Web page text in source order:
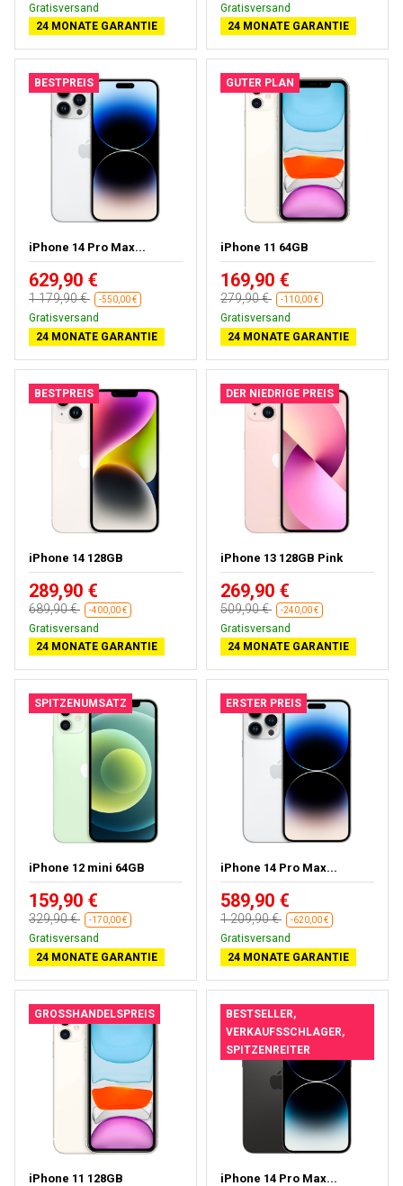
Kostenloses Geschenk
24 MONATE GARANTIE
Kostenloses Geschenk
24 MONATE GARANTIE
BESTPREIS
iPhone 14 Pro Max...
629,90 €
1 179,90 € -550,00 €
Kostenloses Geschenk
24 MONATE GARANTIE
GUTER PLAN
iPhone 11 64GB
169,90 €
279,90 € -110,00 €
Gratisversand
24 MONATE GARANTIE
BESTPREIS
iPhone 14 128GB
289,90 €
689,90 € -400,00 €
Kostenloses Geschenk
24 MONATE GARANTIE
DER NIEDRIGE PREIS
iPhone 13 128GB Pink
269,90 €
509,90 € -240,00 €
Kostenloses Geschenk
24 MONATE GARANTIE
SPITZENUMSATZ
iPhone 12 mini 64GB
159,90 €
329,90 € -170,00 €
Gratisversand
24 MONATE GARANTIE
ERSTER PREIS
iPhone 14 Pro Max...
589,90 €
1 209,90 € -620,00 €
Kostenloses Geschenk
24 MONATE GARANTIE
GROSSHANDELSPREIS
iPhone 11 128GB
BESTSELLER,
VERKAUFSSCHLAGER,
SPITZENREITER
iPhone 14 Pro Max...